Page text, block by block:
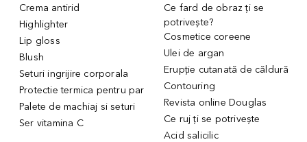
Crema antirid
Highlighter
Lip gloss
Blush
Seturi ingrijire corporala
Protectie termica pentru par
Palete de machiaj si seturi
Ser vitamina C
Ce fard de obraz ți se
potrivește?
Cosmetice coreene
Ulei de argan
Erupție cutanată de căldură
Contouring
Revista online Douglas
Ce ruj ți se potrivește
Acid salicilic